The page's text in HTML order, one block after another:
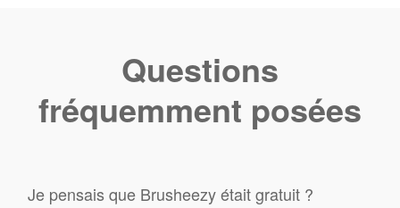
Questions
fréquemment posées
Je pensais que Brusheezy était gratuit ?